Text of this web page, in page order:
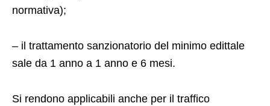
normativa);
– il trattamento sanzionatorio del minimo edittale
sale da 1 anno a 1 anno e 6 mesi.
Si rendono applicabili anche per il traffico